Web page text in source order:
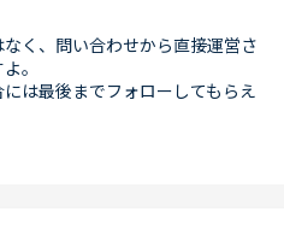
く、問い合わせから直接運営さ
。
は最後までフォローしてもらえ